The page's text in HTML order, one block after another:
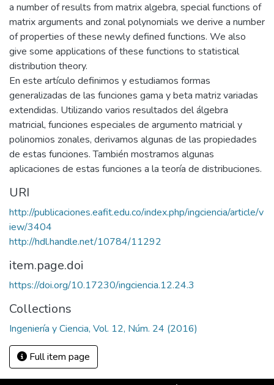
a number of results from matrix algebra, special functions of
matrix arguments and zonal polynomials we derive a number
of properties of these newly defined functions. We also
give some applications of these functions to statistical
distribution theory.
En este artículo definimos y estudiamos formas
generalizadas de las funciones gama y beta matriz variadas
extendidas. Utilizando varios resultados del álgebra
matricial, funciones especiales de argumento matricial y
polinomios zonales, derivamos algunas de las propiedades
de estas funciones. También mostramos algunas
aplicaciones de estas funciones a la teoría de distribuciones.
URI
http://publicaciones.eafit.edu.co/index.php/ingciencia/article/v
iew/3404
http://hdl.handle.net/10784/11292
item.page.doi
https://doi.org/10.17230/ingciencia.12.24.3
Collections
Ingeniería y Ciencia, Vol. 12, Núm. 24 (2016)
Full item page